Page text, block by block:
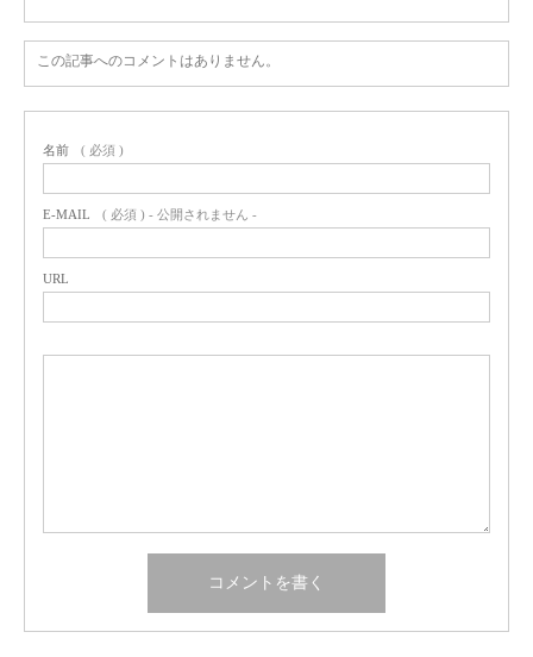
この記事へのコメントはありません。
名前 ( 必須 )
E-MAIL ( 必須 ) - 公開されません -
URL